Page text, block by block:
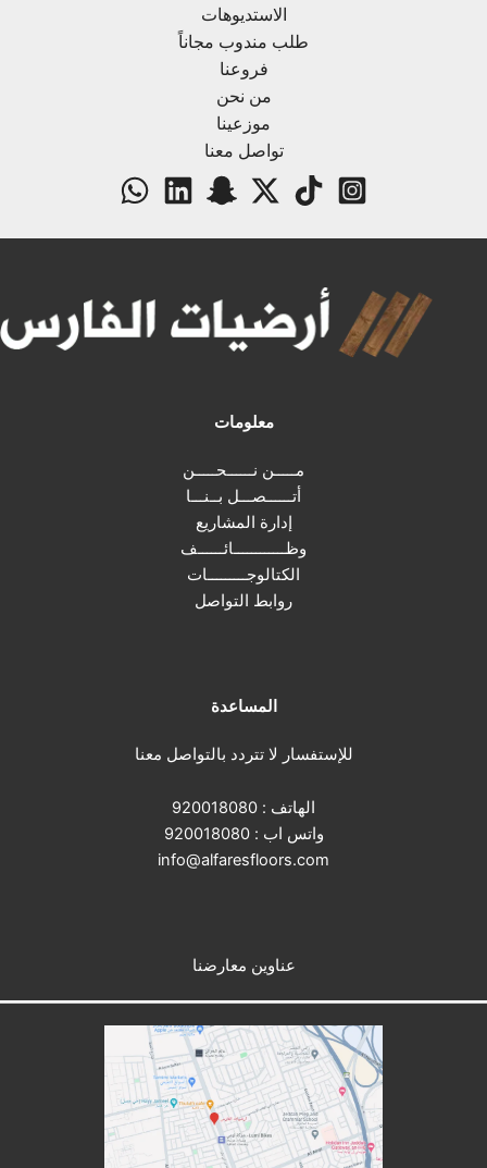
الاستديوهات
طلب مندوب مجاناً
فروعنا
من نحن
موزعينا
تواصل معنا
معلومات
مـــــن نــــــحـــــن
أتــــــصـــل بــنـــا
إدارة المشاريع
وظــــــــــــائــــــف
الكتالوجـــــــــات
روابط التواصل
المساعدة
للإستفسار لا تتردد بالتواصل معنا
الهاتف : 920018080
واتس اب :920018080
info@alfaresfloors.com
عناوين معارضنا